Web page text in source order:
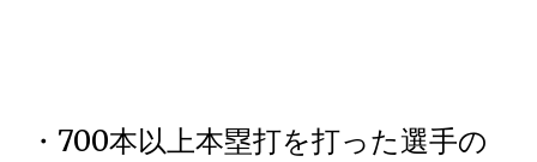
・700本以上本塁打を打った選手の